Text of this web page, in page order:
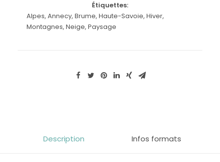
soleil
sur
les
Semnoz,
Étiquettes:
Alpes, Annecy, Brume, Haute-Savoie, Hiver,
Montagnes, Neige, Paysage
Description Infos formats